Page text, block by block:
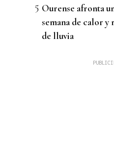
Ourense afronta
semana de calor y
de lluvia